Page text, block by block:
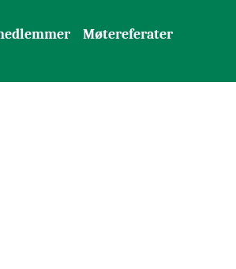
Møtereferater